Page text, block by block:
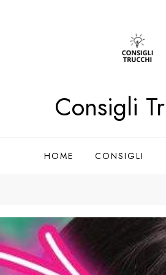
Consigli
HOME CONSIGLI